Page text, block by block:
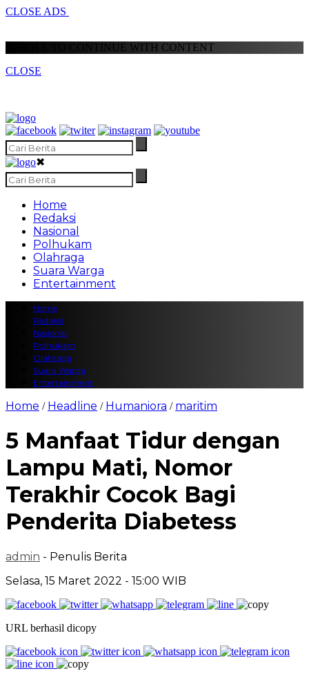
CLOSE ADS
SCROLL TO CONTINUE WITH CONTENT
CLOSE
✖
Home
Redaksi
Nasional
Polhukam
Olahraga
Suara Warga
Entertainment
Home
Redaksi
Nasional
Polhukam
Olahraga
Suara Warga
Entertainment
Home / Headline / Humaniora / maritim
5 Manfaat Tidur dengan
Lampu Mati, Nomor
Terakhir Cocok Bagi
Penderita Diabetess
admin - Penulis Berita
Selasa, 15 Maret 2022 - 15:00 WIB
URL berhasil dicopy